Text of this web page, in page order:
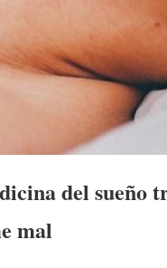
del sueño
mal